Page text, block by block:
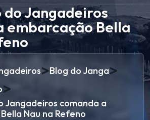
Jangadeiros
embarcação Bella
>Blog do Janga>
>
Jangadeiros comanda a
Nau na Refeno